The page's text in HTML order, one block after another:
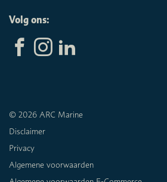
Volg ons:
© 2026 ARC Marine
Disclaimer
Privacy
Algemene voorwaarden